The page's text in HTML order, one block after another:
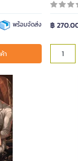
พร้อมจัดส่ง
า
฿